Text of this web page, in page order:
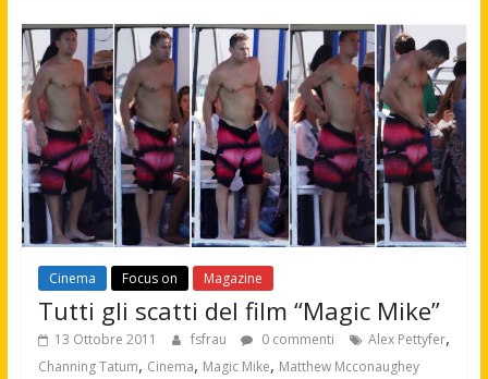
Cinema Focus on Magazine
Tutti gli scatti del film “Magic Mike”
13 Ottobre 2011 fsfrau 0 commenti Alex Pettyfer,
Channing Tatum, Cinema, Magic Mike, Matthew Mcconaughey